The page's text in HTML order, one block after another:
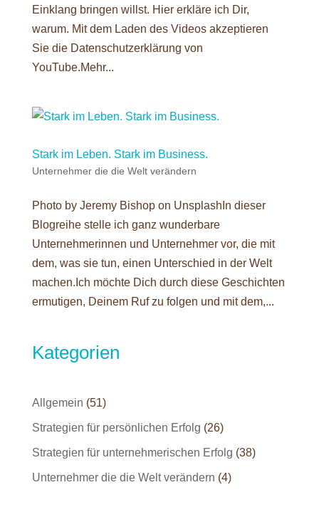
Einklang bringen willst. Hier erkläre ich Dir,
warum. Mit dem Laden des Videos akzeptieren
Sie die Datenschutzerklärung von
YouTube.Mehr...
Stark im Leben. Stark im Business.
Unternehmer die die Welt verändern
Photo by Jeremy Bishop on UnsplashIn dieser
Blogreihe stelle ich ganz wunderbare
Unternehmerinnen und Unternehmer vor, die mit
dem, was sie tun, einen Unterschied in der Welt
machen.Ich möchte Dich durch diese Geschichten
ermutigen, Deinem Ruf zu folgen und mit dem,...
Kategorien
Allgemein (51)
Strategien für persönlichen Erfolg (26)
Strategien für unternehmerischen Erfolg (38)
Unternehmer die die Welt verändern (4)